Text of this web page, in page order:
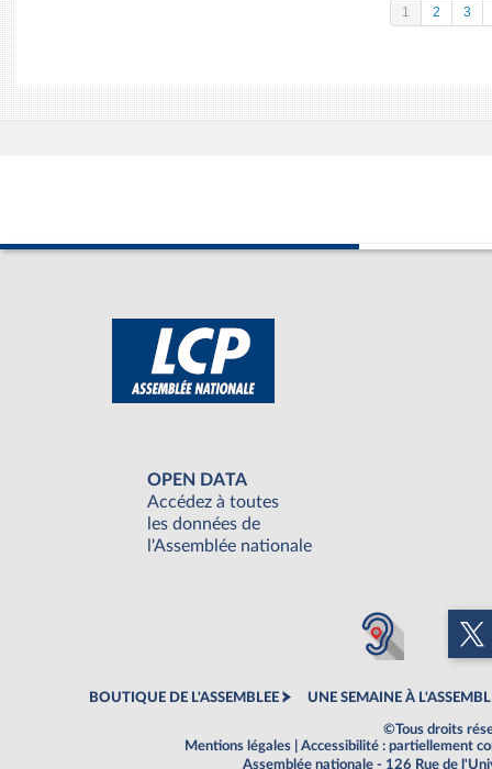
1 2 3
OPEN DATA
Accédez à toutes
les données de
l'Assemblée nationale
BOUTIQUE DE L'ASSEMBLEE UNE SEMAINE À
©Tous droits
Mentions légales
Accessibilité : partiellement
Assemblée nationale - 126 Rue de